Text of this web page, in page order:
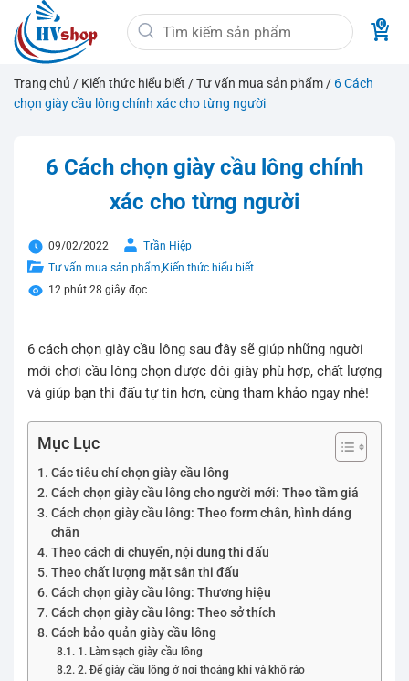
qua
nội
dung
Tìm
kiếm:
Trang chủ / Kiến thức hiểu biết /Tư vấn mua sản phẩm / 6 Cách
chọn giày cầu lông chính xác cho từng người
6 Cách chọn giày cầu lông chính
xác cho từng người
09/02/2022
Trần Hiệp
Tư vấn mua sản phẩm,Kiến thức hiểu biết
12 phút 28 giây đọc
6 cách chọn giày cầu lông sau đây sẽ giúp những người
mới chơi cầu lông chọn được đôi giày phù hợp, chất lượng
và giúp bạn thi đấu tự tin hơn, cùng tham khảo ngay nhé!
Mục Lục
Các tiêu chí chọn giày cầu lông
Cách chọn giày cầu lông cho người mới: Theo tầm giá
Cách chọn giày cầu lông: Theo form chân, hình dáng
chân
Theo cách di chuyển, nội dung thi đấu
Theo chất lượng mặt sân thi đấu
Cách chọn giày cầu lông: Thương hiệu
Cách chọn giày cầu lông: Theo sở thích
Cách bảo quản giày cầu lông
1. Làm sạch giày cầu lông
2. Để giày cầu lông ở nơi thoáng khí và khô ráo